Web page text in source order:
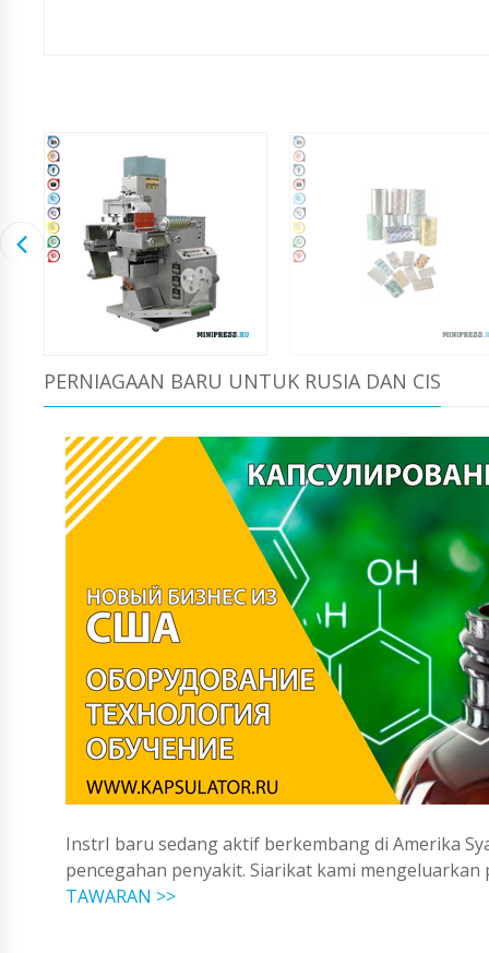
PERNIAGAAN BARU UNTUK RUSIA DAN CIS
InstrI baru sedang aktif berkembang di Amerika
pencegahan penyakit. Siarikat kami
TAWARAN >>